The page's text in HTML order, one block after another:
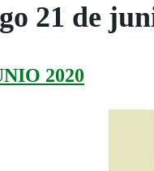
21 de
2020